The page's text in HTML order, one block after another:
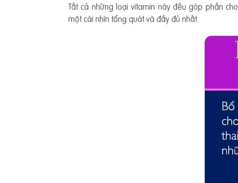
Tất cả những loại vitamin này đều góp phần
một cái nhìn tổng quát và đầy đủ nhất.